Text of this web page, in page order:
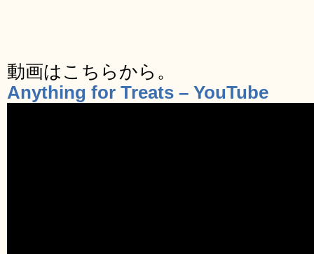
動画はこちらから。
Anything for Treats – YouTube